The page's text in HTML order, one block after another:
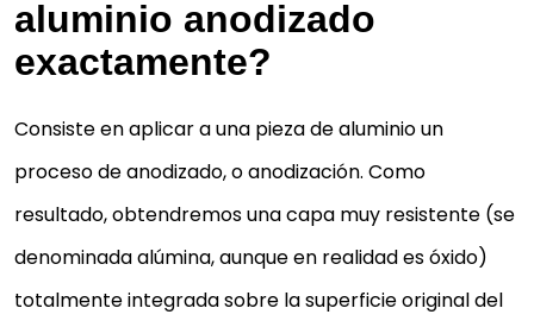
aluminio anodizado
exactamente?
Consiste en aplicar a una pieza de aluminio un
proceso de anodizado, o anodización. Como
resultado, obtendremos una capa muy resistente (se
denominada alúmina, aunque en realidad es óxido)
totalmente integrada sobre la superficie original del